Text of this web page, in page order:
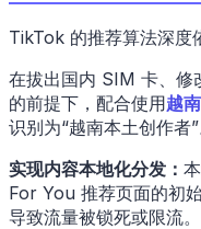
TikTok 的推荐算法深度
在拔出国内 SIM 卡、修
的前提下，配合使用越
识别为“越南本土创作者”
实现内容本地化分发：
For You 推荐页面的初
导致流量被锁死或限流。